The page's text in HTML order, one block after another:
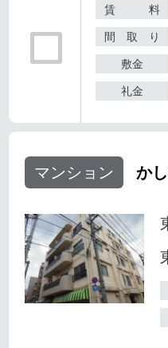
賃 料
間 取 り
敷金
礼金
マンション か